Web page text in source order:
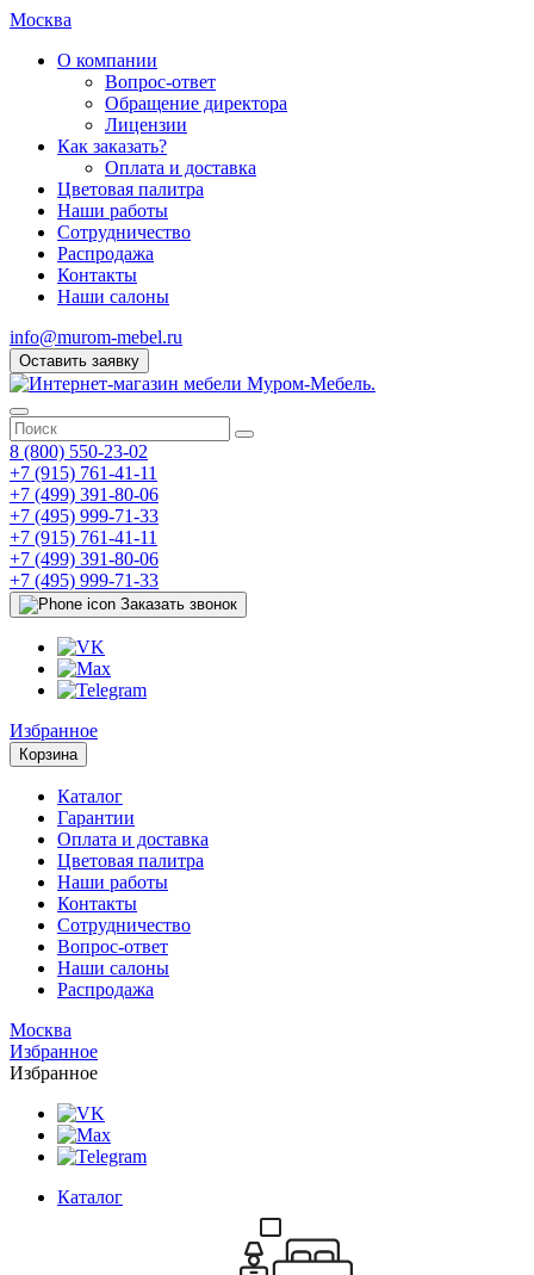
Москва
О компании
Вопрос-ответ
Обращение директора
Лицензии
Как заказать?
Оплата и доставка
Цветовая палитра
Наши работы
Сотрудничество
Распродажа
Контакты
Наши салоны
info@murom-mebel.ru
Оставить заявку
8 (800) 550-23-02
+7 (915) 761-41-11
+7 (499) 391-80-06
+7 (495) 999-71-33
+7 (915) 761-41-11
+7 (499) 391-80-06
+7 (495) 999-71-33
Заказать звонок
Избранное
Корзина
Каталог
Гарантии
Оплата и доставка
Цветовая палитра
Наши работы
Контакты
Сотрудничество
Вопрос-ответ
Наши салоны
Распродажа
Москва
Избранное
Избранное
Каталог